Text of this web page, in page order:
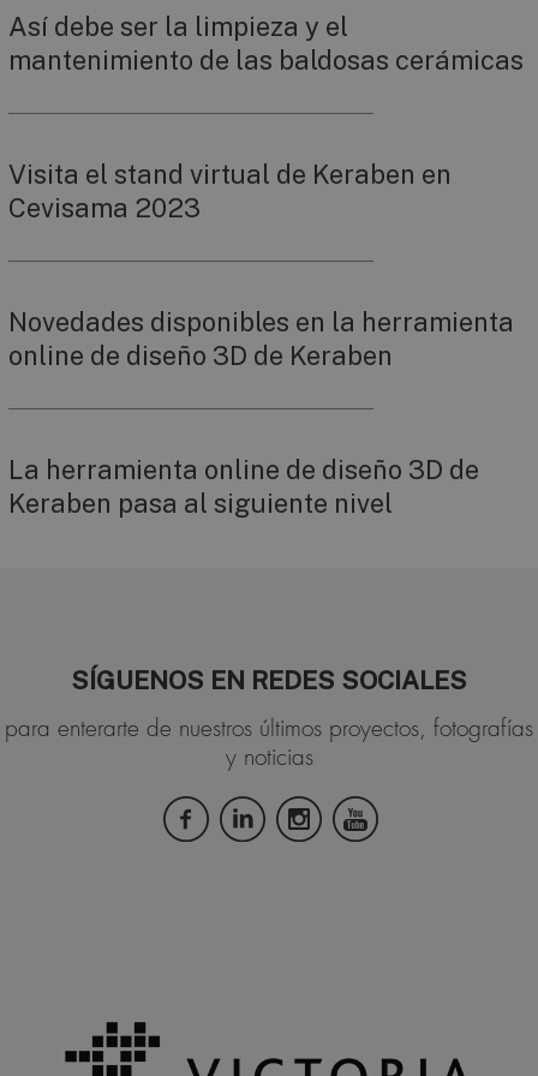
Así debe ser la limpieza y el
mantenimiento de las baldosas cerámicas
Visita el stand virtual de Keraben en
Cevisama 2023
Novedades disponibles en la herramienta
online de diseño 3D de Keraben
La herramienta online de diseño 3D de
Keraben pasa al siguiente nivel
SÍGUENOS EN REDES SOCIALES
para enterarte de nuestros últimos proyectos, fotografías
y noticias